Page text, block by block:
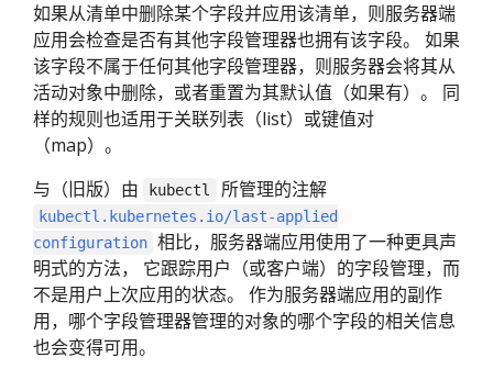
如果从清单中删除某个字段并应用该清单，则服务器端
应用会检查是否有其他字段管理器也拥有该字段。 如果
该字段不属于任何其他字段管理器，则服务器会将其从
活动对象中删除，或者重置为其默认值（如果有）。 同
样的规则也适用于关联列表（list）或键值对
（map）。
与（旧版）由
kubectl 所管理的注解
kubectl.kubernetes.io/last-applied
configuration 相比，服务器端应用使用了一种更具声
明式的方法， 它跟踪用户（或客户端）的字段管理，而
不是用户上次应用的状态。 作为服务器端应用的副作
用，哪个字段管理器管理的对象的哪个字段的相关信息
也会变得可用。